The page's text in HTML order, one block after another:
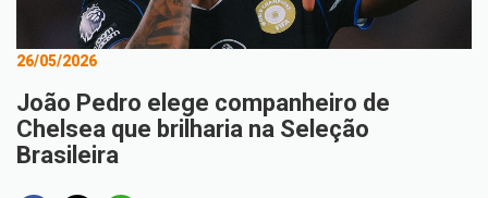
26/05/2026
João Pedro elege companheiro de
Chelsea que brilharia na Seleção
Brasileira